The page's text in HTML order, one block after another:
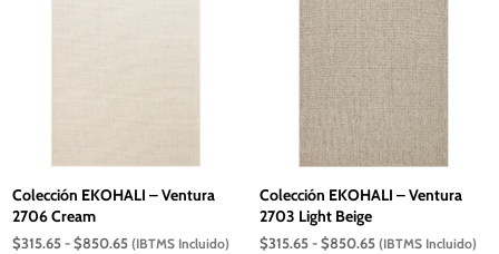
Colección EKOHALI – Ventura
2706 Cream
$315.65 - $850.65Rango
(IBTMS Incluido)
Colección EKOHALI – Ventura
2703 Light Beige
$315.65 - $850.65Rango
(IBTMS Incluido)